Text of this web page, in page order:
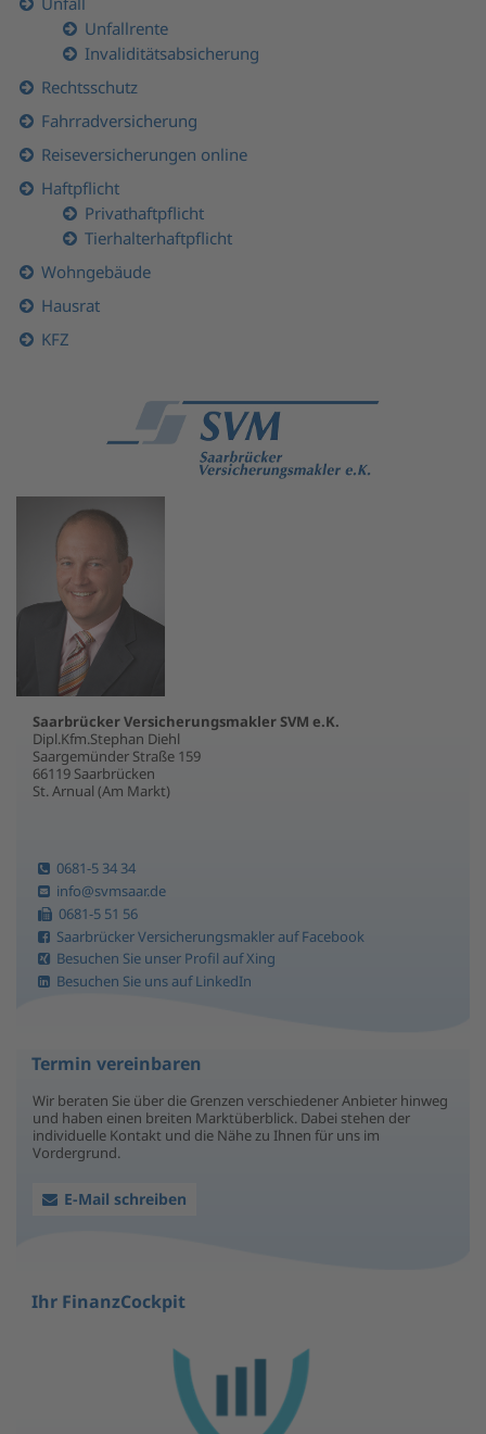
Unfallrente
Invaliditätsabsicherung
Rechtsschutz
Fahrradversicherung
Reiseversicherungen online
Haftpflicht
Privathaftpflicht
Tierhalterhaftpflicht
Wohngebäude
Hausrat
KFZ
Saarbrücker Versicherungsmakler SVM e.K.
Dipl.Kfm.Stephan Diehl
Saargemünder Straße 159
66119 Saarbrücken
St. Arnual (Am Markt)
0681-5 34 34
info@svmsaar.de
0681-5 51 56
Saarbrücker Versicherungsmakler auf Facebook
Besuchen Sie unser Profil auf Xing
Besuchen Sie uns auf LinkedIn
Termin vereinbaren
Wir beraten Sie über die Grenzen verschiedener Anbieter hinweg
und haben einen breiten Marktüberblick. Dabei stehen der
individuelle Kontakt und die Nähe zu Ihnen für uns im
Vordergrund.
E-Mail schreiben
Ihr FinanzCockpit